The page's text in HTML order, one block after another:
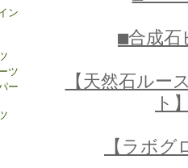
ン
ツ
ー
■合成石
【天然石ルー
ト
【ラボ